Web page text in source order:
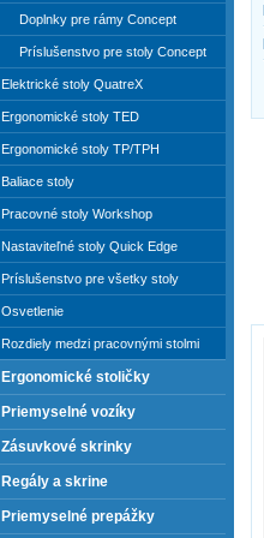
Doplnky pre rámy Concept
Príslušenstvo pre stoly Concept
Elektrické stoly QuatreX
Ergonomické stoly TED
Ergonomické stoly TP/TPH
Baliace stoly
Pracovné stoly Workshop
Nastaviteľné stoly Quick Edge
Príslušenstvo pre všetky stoly
Osvetlenie
Rozdiely medzi pracovnými stolmi
Ergonomické stoličky
Priemyselné vozíky
Zásuvkové skrinky
Regály a skrine
Priemyselné prepážky